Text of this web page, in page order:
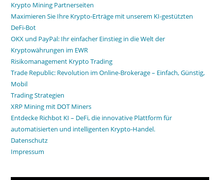
Krypto Mining Partnerseiten
Maximieren Sie Ihre Krypto-Erträge mit unserem KI-gestützten
DeFi-Bot
OKX und PayPal: Ihr einfacher Einstieg in die Welt der
Kryptowährungen im EWR
Risikomanagement Krypto Trading
Trade Republic: Revolution im Online-Brokerage – Einfach, Günstig,
Mobil
Trading Strategien
XRP Mining mit DOT Miners
Entdecke Richbot KI – DeFi, die innovative Plattform für
automatisierten und intelligenten Krypto-Handel.
Datenschutz
Impressum